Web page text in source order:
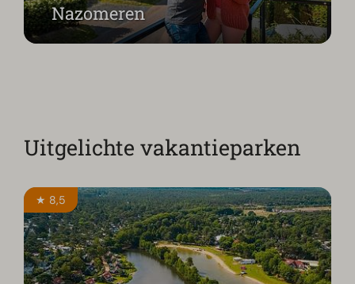
Nazomeren
Uitgelichte vakantieparken
★ 8,5